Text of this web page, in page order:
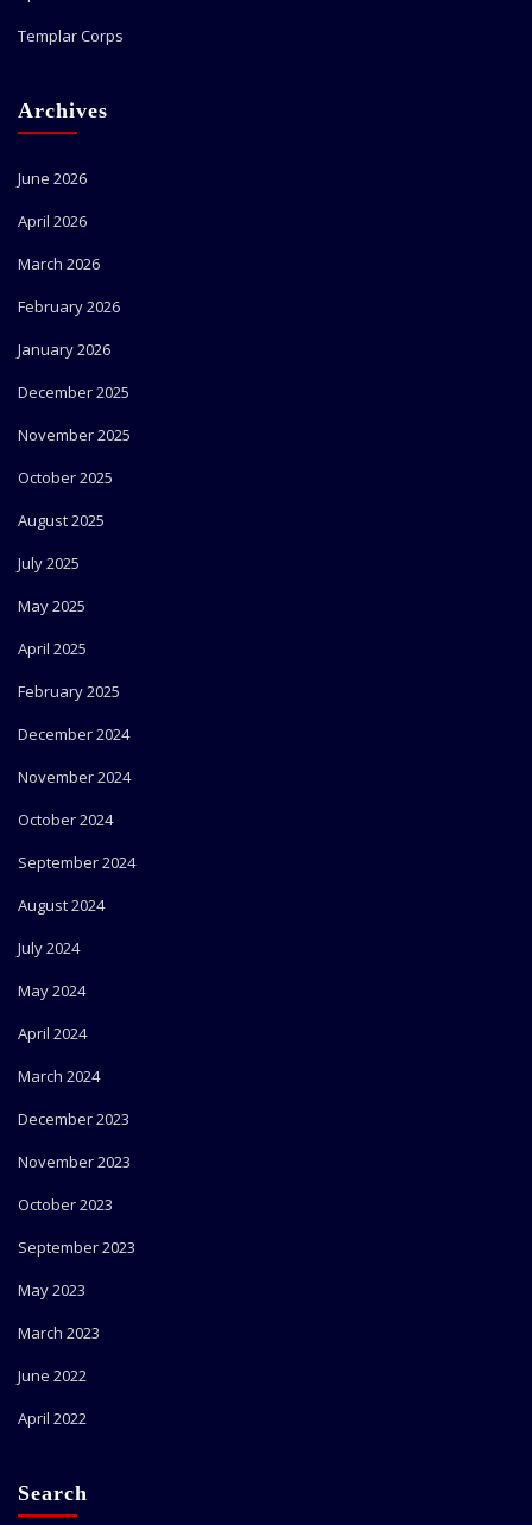
Templar Corps
Archives
June 2026
April 2026
March 2026
February 2026
January 2026
December 2025
November 2025
October 2025
August 2025
July 2025
May 2025
April 2025
February 2025
December 2024
November 2024
October 2024
September 2024
August 2024
July 2024
May 2024
April 2024
March 2024
December 2023
November 2023
October 2023
September 2023
May 2023
March 2023
June 2022
April 2022
Search